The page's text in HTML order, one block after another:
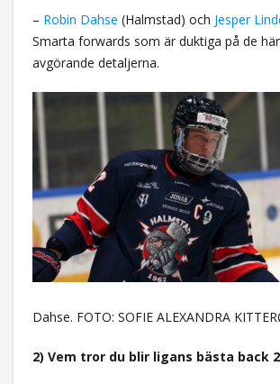
– Robin Dahse (Halmstad) och Jesper
Smarta forwards som är duktiga på de
avgörande detaljerna.
Dahse. FOTO: SOFIE ALEXANDRA
2) Vem tror du blir ligans bästa back